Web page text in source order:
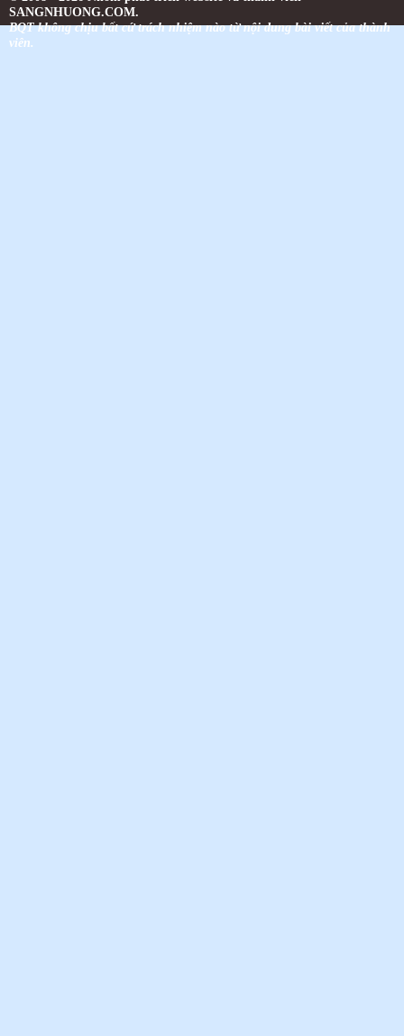
SANGNHUONG.COM.
BQT không chịu bất cứ trách nhiệm nào từ nội dung bài viết của thành
viên.